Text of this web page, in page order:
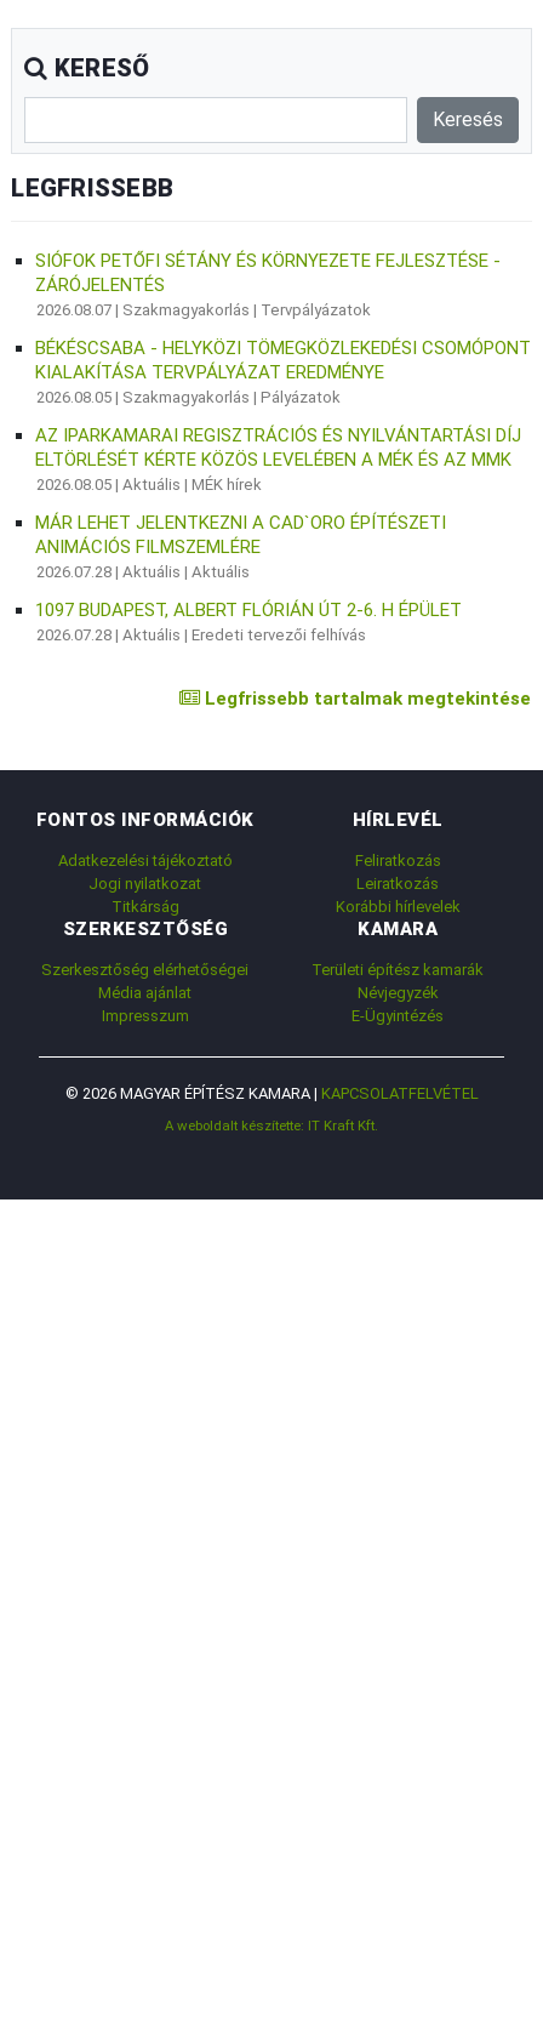
KERESŐ
LEGFRISSEBB
SIÓFOK PETŐFI SÉTÁNY ÉS KÖRNYEZETE FEJLESZTÉSE -
ZÁRÓJELENTÉS
2026.08.07 | Szakmagyakorlás | Tervpályázatok
BÉKÉSCSABA - HELYKÖZI TÖMEGKÖZLEKEDÉSI CSOMÓPONT
KIALAKÍTÁSA TERVPÁLYÁZAT EREDMÉNYE
2026.08.05 | Szakmagyakorlás |Pályázatok
AZ IPARKAMARAI REGISZTRÁCIÓS ÉS NYILVÁNTARTÁSI DÍJ
ELTÖRLÉSÉT KÉRTE KÖZÖS LEVELÉBEN A MÉK ÉS AZ MMK
2026.08.05 |Aktuális |MÉK hírek
MÁR LEHET JELENTKEZNI A CAD`ORO ÉPÍTÉSZETI
ANIMÁCIÓS FILMSZEMLÉRE
2026.07.28 |Aktuális |Aktuális
1097 BUDAPEST, ALBERT FLÓRIÁN ÚT 2-6. H ÉPÜLET
2026.07.28 |Aktuális |Eredeti tervezői felhívás
Legfrissebb tartalmak megtekintése
FONTOS INFORMÁCIÓK
Adatkezelési tájékoztató
Jogi nyilatkozat
Titkárság
HÍRLEVÉL
Feliratkozás
Leiratkozás
Korábbi hírlevelek
SZERKESZTŐSÉG
Szerkesztőség elérhetőségei
Média ajánlat
Impresszum
KAMARA
Területi építész kamarák
Névjegyzék
E-Ügyintézés
© 2026 MAGYAR ÉPÍTÉSZ KAMARA | KAPCSOLATFELVÉTEL
A weboldalt készítette: IT Kraft Kft.